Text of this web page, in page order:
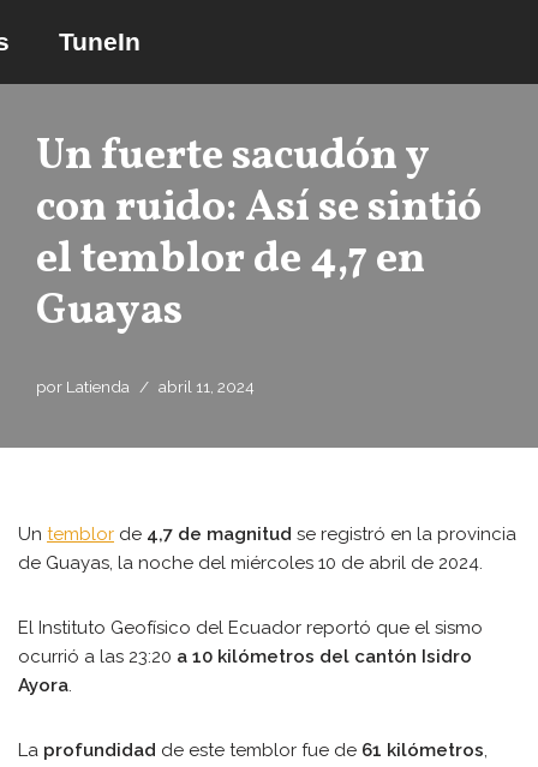
TuneIn
Un fuerte sacudón y
con ruido: Así se sintió
el temblor de 4,7 en
Guayas
por Latienda abril 11, 2024
Un temblor de 4,7 de magnitud se registró en la provincia
de Guayas, la noche del miércoles 10 de abril de 2024.
El Instituto Geofísico del Ecuador reportó que el sismo
ocurrió a las 23:20 a 10 kilómetros del cantón Isidro
Ayora.
La profundidad de este temblor fue de 61 kilómetros,